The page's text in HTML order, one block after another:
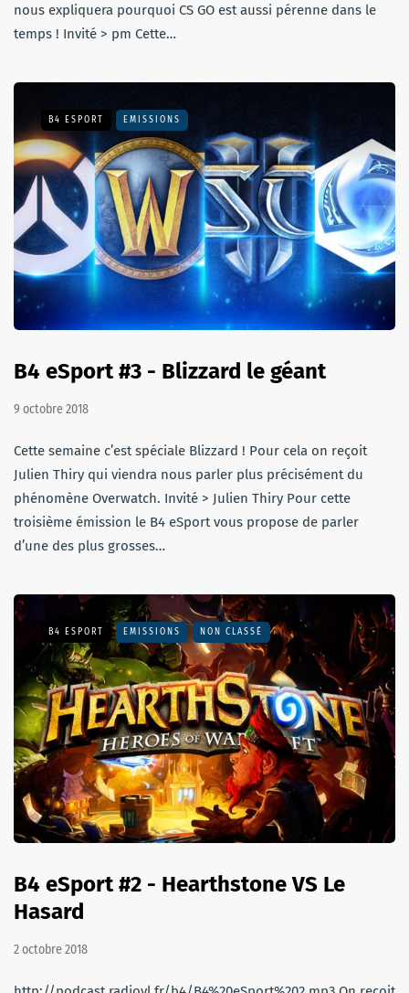
nous expliquera pourquoi CS GO est aussi pérenne dans le
temps ! Invité > pm Cette…
B4 ESPORT EMISSIONS
B4 eSport #3 - Blizzard le géant
9 octobre 2018
Cette semaine c’est spéciale Blizzard ! Pour cela on reçoit
Julien Thiry qui viendra nous parler plus précisément du
phénomène Overwatch. Invité > Julien Thiry Pour cette
troisième émission le B4 eSport vous propose de parler
d’une des plus grosses…
B4 ESPORT EMISSIONS NON CLASSÉ
B4 eSport #2 - Hearthstone VS Le
Hasard
2 octobre 2018